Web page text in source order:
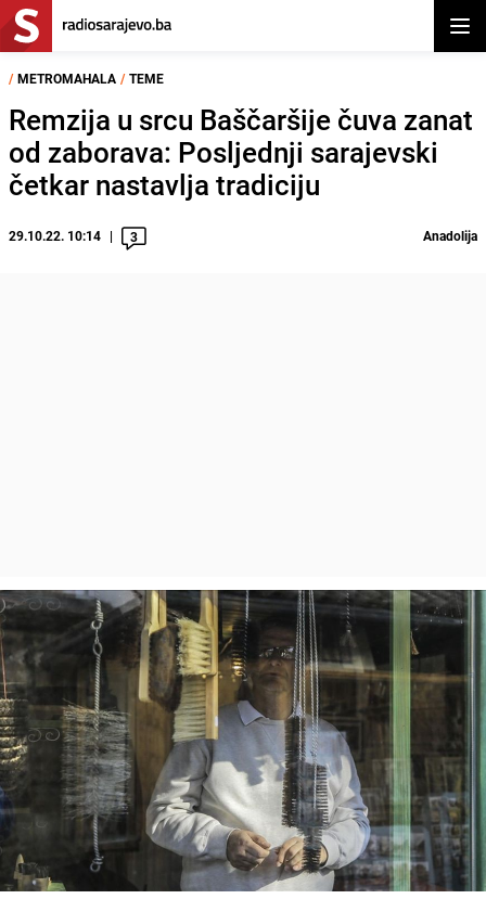
/ METROMAHALA / TEME
Remzija u srcu Baščaršije čuva zanat
od zaborava: Posljednji sarajevski
četkar nastavlja tradiciju
29.10.22. 10:14 3 Anadolija